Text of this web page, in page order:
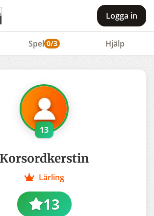
Logga in
Spel 0/3 Hjälp
13
Korsordkerstin
Lärling
13